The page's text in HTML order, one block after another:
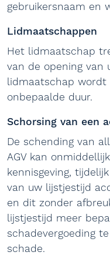
gebruikersnaam en
Lidmaatschappen
Het lidmaatschap
van de opening van
lidmaatschap wordt
onbepaalde duur.
Schorsing van een
De schending van
AGV kan
kennisgeving,
van uw lijstjestijd
en dit zonder
lijstjestijd meer
schadevergoeding
schade.